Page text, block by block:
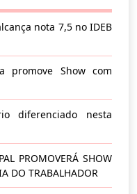
nota 7,5 no IDEB
promove Show com
diferenciado nesta
PROMOVERÁ SHOW
DO TRABALHADOR